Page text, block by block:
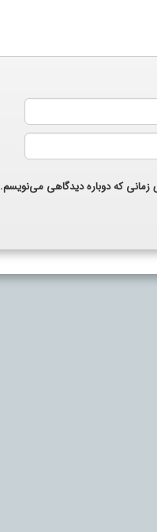
زمانی که دوباره دیدگاهی می‌نویسم.